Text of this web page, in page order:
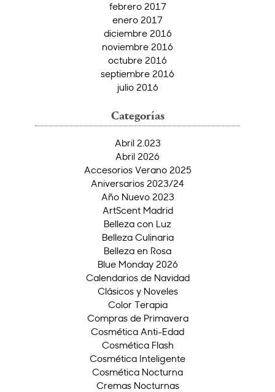
febrero 2017
enero 2017
diciembre 2016
noviembre 2016
octubre 2016
septiembre 2016
julio 2016
Categorías
Abril 2.023
Abril 2026
Accesorios Verano 2025
Aniversarios 2023/24
Año Nuevo 2023
ArtScent Madrid
Belleza con Luz
Belleza Culinaria
Belleza en Rosa
Blue Monday 2026
Calendarios de Navidad
Clásicos y Noveles
Color Terapia
Compras de Primavera
Cosmética Anti-Edad
Cosmética Flash
Cosmética Inteligente
Cosmética Nocturna
Cremas Nocturnas